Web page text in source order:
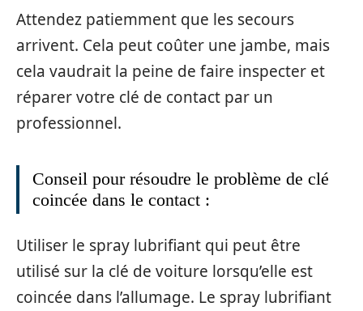
Attendez patiemment que les secours
arrivent. Cela peut coûter une jambe, mais
cela vaudrait la peine de faire inspecter et
réparer votre clé de contact par un
professionnel.
Conseil pour résoudre le problème de clé
coincée dans le contact :
Utiliser le spray lubrifiant qui peut être
utilisé sur la clé de voiture lorsqu’elle est
coincée dans l’allumage. Le spray lubrifiant